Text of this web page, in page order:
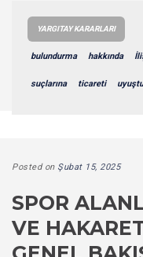
YARGITAY KARARLARI
bulundurma hakkında
suçlarına ticareti
Posted on Şubat 15, 2025
SPOR
VE